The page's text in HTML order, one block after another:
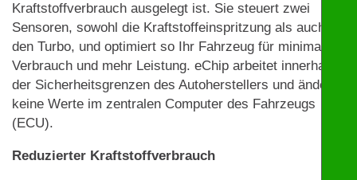
Kraftstoffverbrauch ausgelegt ist. Sie steuert zwei
Sensoren, sowohl die Kraftstoffeinspritzung als auch
den Turbo, und optimiert so Ihr Fahrzeug für minimalen
Verbrauch und mehr Leistung. eChip arbeitet innerhalb
der Sicherheitsgrenzen des Autoherstellers und ändert
keine Werte im zentralen Computer des Fahrzeugs
(ECU).
Reduzierter Kraftstoffverbrauch